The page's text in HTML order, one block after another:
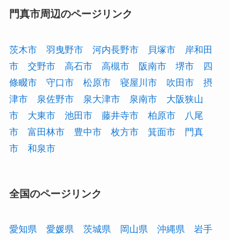
門真市周辺のページリンク
茨木市 羽曳野市 河内長野市 貝塚市
岸和田
市
交野市 高石市 高槻市 阪南市 堺市
四
條畷市
守口市 松原市 寝屋川市 吹田市
摂
津市
泉佐野市 泉大津市 泉南市
大阪狭山
市
大東市 池田市 藤井寺市 柏原市
八尾
市
富田林市 豊中市 枚方市 箕面市
門真
市
和泉市
全国のページリンク
愛知県 愛媛県 茨城県 岡山県 沖縄県
岩手